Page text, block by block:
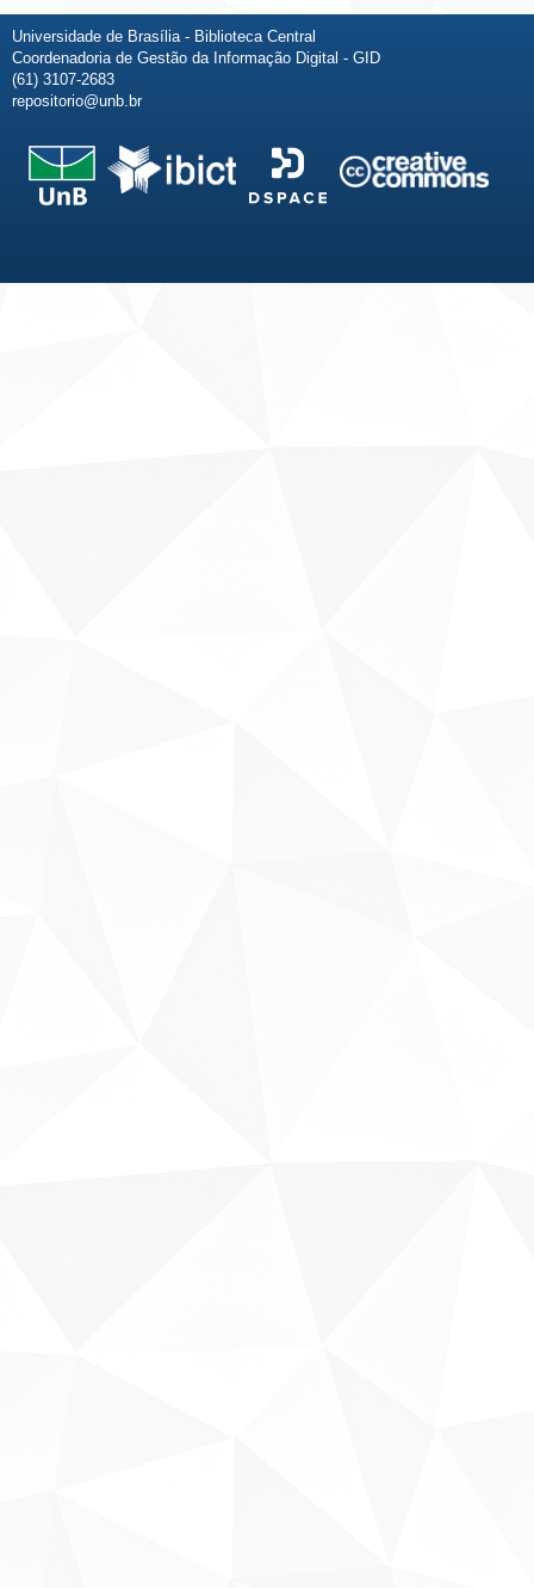
Universidade de Brasília - Biblioteca Central
Coordenadoria de Gestão da Informação Digital - GID
(61) 3107-2683
repositorio@unb.br